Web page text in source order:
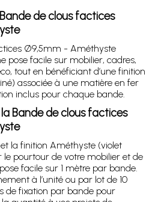
de clous factices
Ø9,5mm - Améthyste
pose facile sur mobilier, cadres,
tout en bénéficiant d’une finition
associée à une matière en fer
inclus pour chaque bande.
Bande de clous factices
la finition Améthyste (violet
le pourtour de votre mobilier et de
facile sur 1 mètre par bande.
à l’unité ou par lot de 10
de fixation par bande pour